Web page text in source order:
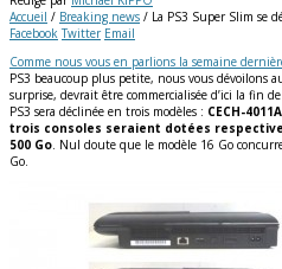
Accueil / Breaking news / La PS3 Super Slim se
Facebook Twitter Email
Comme nous vous en parlions la semaine
PS3 beaucoup plus petite, nous vous dévoilons
surprise, devrait être commercialisée d’ici la fin de
PS3 sera déclinée en trois modèles : CECH-
trois consoles seraient dotées
500 Go. Nul doute que le modèle 16 Go
Go.